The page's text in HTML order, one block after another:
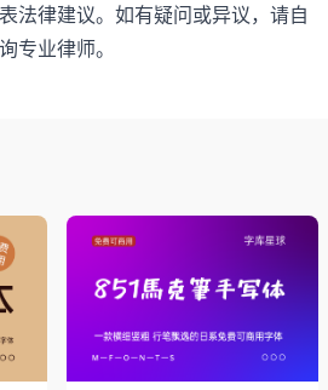
法律建议。如有疑问或异议，请自
专业律师。